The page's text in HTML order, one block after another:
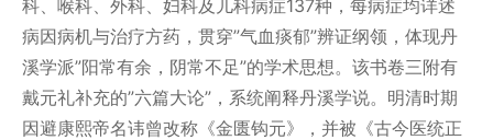
科、喉科、外科、妇科及儿科病症137种，每病症均详述
病因病机与治疗方药，贯穿”气血痰郁”辨证纲领，体现丹
溪学派”阳常有余，阴常不足”的学术思想。该书卷三附有
戴元礼补充的”六篇大论”，系统阐释丹溪学说。明清时期
因避康熙帝名讳曾改称《金匮钩元》，并被《古今医统正